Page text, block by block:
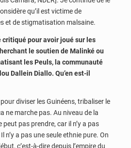
qu’il est victime de
et de stigmatisation malsaine.
critiqué pour avoir joué sur les
le soutien de Malinké ou
les Peuls, la communauté
Dallein Diallo. Qu’en est-il
diviser les Guinéens, tribaliser le
ne marche pas. Au niveau de la
pas prendre, car il n’y a pas
n’y a pas une seule ethnie pure. On
c’est-à-dire depuis l’empire du